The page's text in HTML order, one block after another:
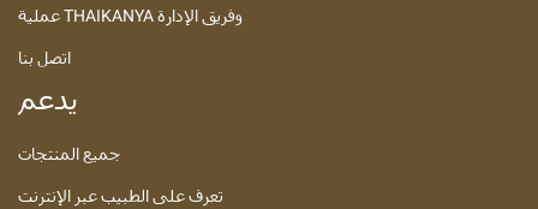
عملية THAIKANYA وفريق الإدارة
اتصل بنا
يدعم
جميع المنتجات
تعرف على الطبيب عبر الإنترنت